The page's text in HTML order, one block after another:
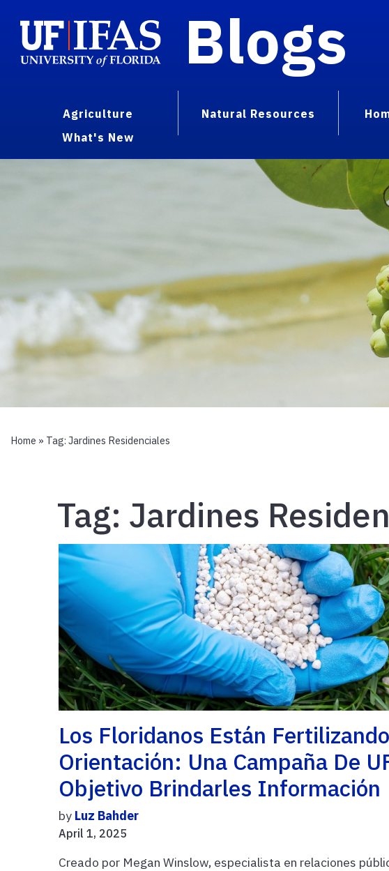
Blogs
Agriculture Natural Resources
What's New
Home » Tag: Jardines Residenciales
Tag: Jardines
Los Floridanos Están
Orientación: Una Campaña De
Objetivo Brindarles Información
by Luz Bahder
April 1, 2025
Creado por Megan Winslow, especialista en relaciones